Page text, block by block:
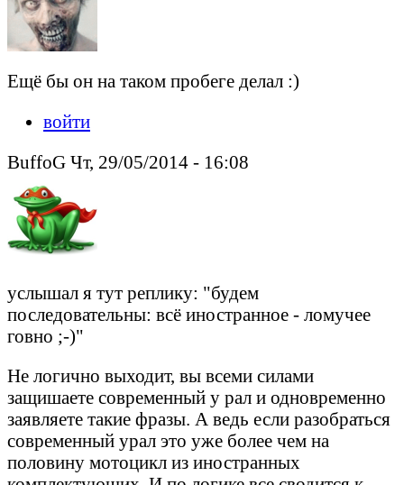
Ещё бы он на таком пробеге делал :)
войти
BuffoG Чт, 29/05/2014 - 16:08
услышал я тут реплику: "будем
последовательны: всё иностранное - ломучее
говно ;-)"
Не логично выходит, вы всеми силами
защишаете современный у рал и одновременно
заявляете такие фразы. А ведь если разобраться
современный урал это уже более чем на
половину мотоцикл из иностранных